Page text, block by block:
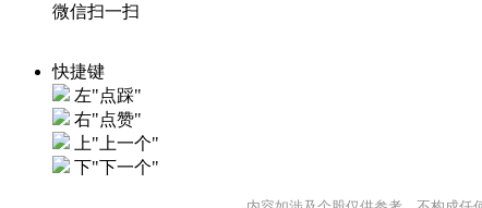
微信扫一扫
快捷键
左"点踩"
右"点赞"
上"上一个"
下"下一个"